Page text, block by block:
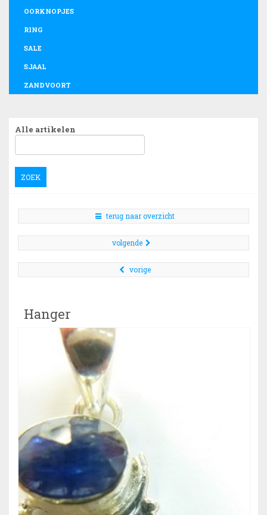
OORKNOPJES
RING
SALE
SJAAL
ZANDVOORT
Alle artikelen
ZOEK
terug naar overzicht
volgende
vorige
Hanger